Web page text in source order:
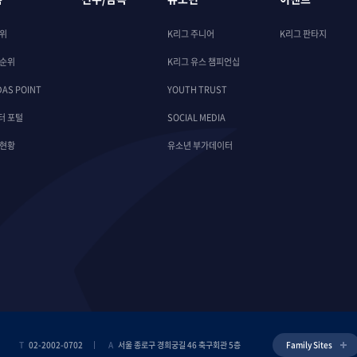
위
POINT
포털
황
K리그 주니어
K리그 유스 챔피언십
YOUTH TRUST
SOCIAL MEDIA
유소년 부가데이터
K리그 판타지
T 02-2002-0702 A 서울 종로구 경희궁길 46 축구회관 5층 Family Sites